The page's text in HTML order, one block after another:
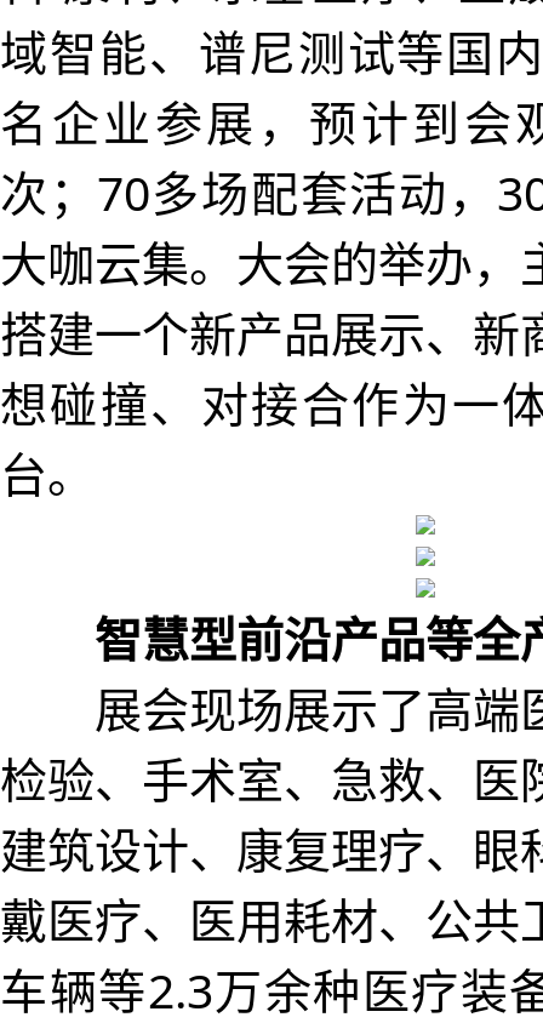
域智能、谱尼测试等国
名企业参展，预计到会
次；70多场配套活动，
大咖云集。大会的举办，
搭建一个新产品展示、新
想碰撞、对接合作为一
台。
智慧型前沿产品等全
展会现场展示了高端
检验、手术室、急救、医
建筑设计、康复理疗、眼
戴医疗、医用耗材、公共
车辆等2.3万余种医疗装